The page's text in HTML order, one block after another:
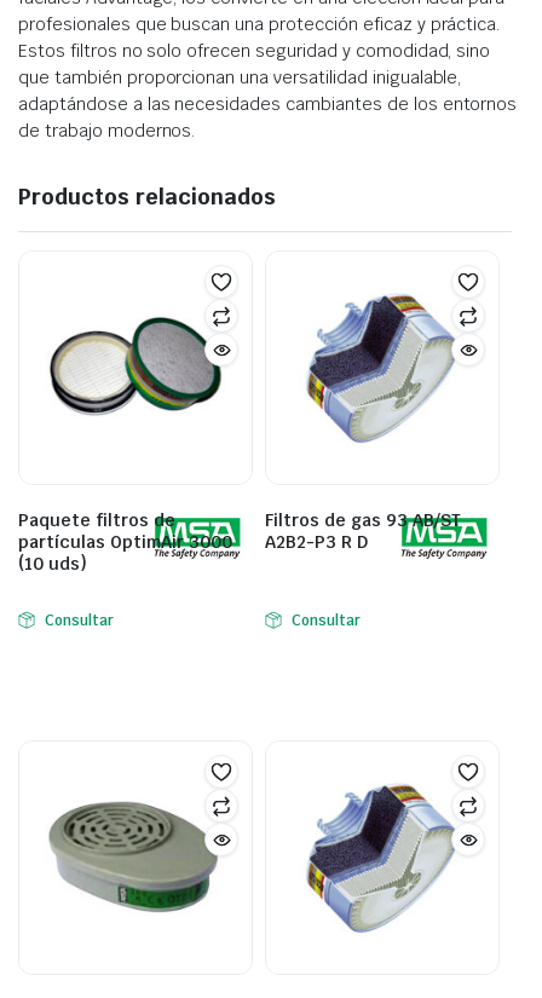
profesionales que buscan una protección eficaz y práctica.
Estos filtros no solo ofrecen seguridad y comodidad, sino
que también proporcionan una versatilidad inigualable,
adaptándose a las necesidades cambiantes de los entornos
de trabajo modernos.
Productos relacionados
Paquete filtros de
partículas OptimAir 3000
(10 uds)
Consultar
Filtros de gas 93 AB/ST
A2B2-P3 R D
Consultar